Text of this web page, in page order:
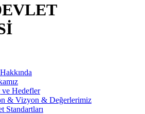
ve Hedefler
& Vizyon & Değerlerimiz
Standartları